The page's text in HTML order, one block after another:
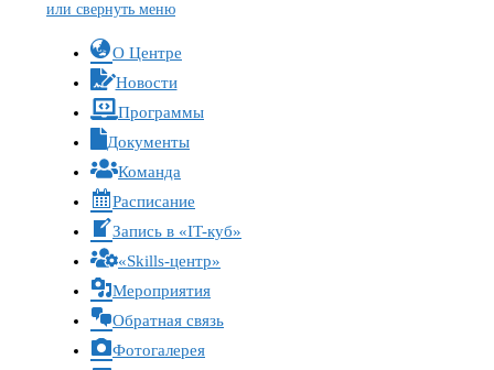
или свернуть меню
О Центре
Новости
Программы
Документы
Команда
Расписание
Запись в «IT-куб»
«Skills-центр»
Мероприятия
Обратная связь
Фотогалерея